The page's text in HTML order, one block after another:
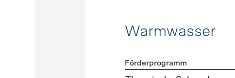
Warmwasser
Förderprogramme Warmwasser
Förderprogramm